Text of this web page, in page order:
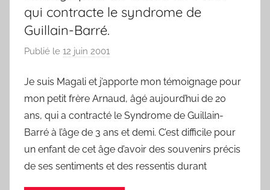
qui contracte le syndrome de
Guillain-Barré.
Publié le 12 juin 2001
r
F
r
e
d
Je suis Magali et j’apporte mon témoignage pour
mon petit frère Arnaud, âgé aujourd’hui de 20
ans, qui a contracté le Syndrome de Guillain-
Barré à l’âge de 3 ans et demi. C’est difficile pour
un enfant de cet âge d’avoir des souvenirs précis
de ses sentiments et des ressentis durant